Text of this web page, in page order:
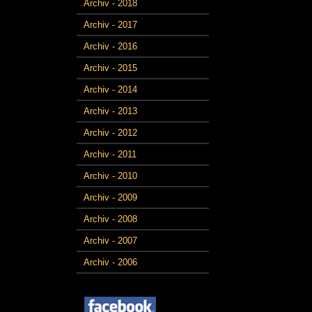
Archiv - 2018
Archiv - 2017
Archiv - 2016
Archiv - 2015
Archiv - 2014
Archiv - 2013
Archiv - 2012
Archiv - 2011
Archiv - 2010
Archiv - 2009
Archiv - 2008
Archiv - 2007
Archiv - 2006